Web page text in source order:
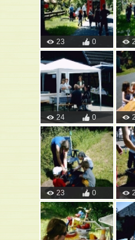
23 0
24 0
23 0